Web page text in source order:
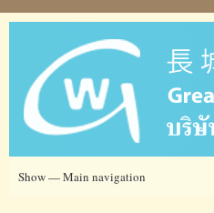
Skip
content
Main
Show — Main navigation